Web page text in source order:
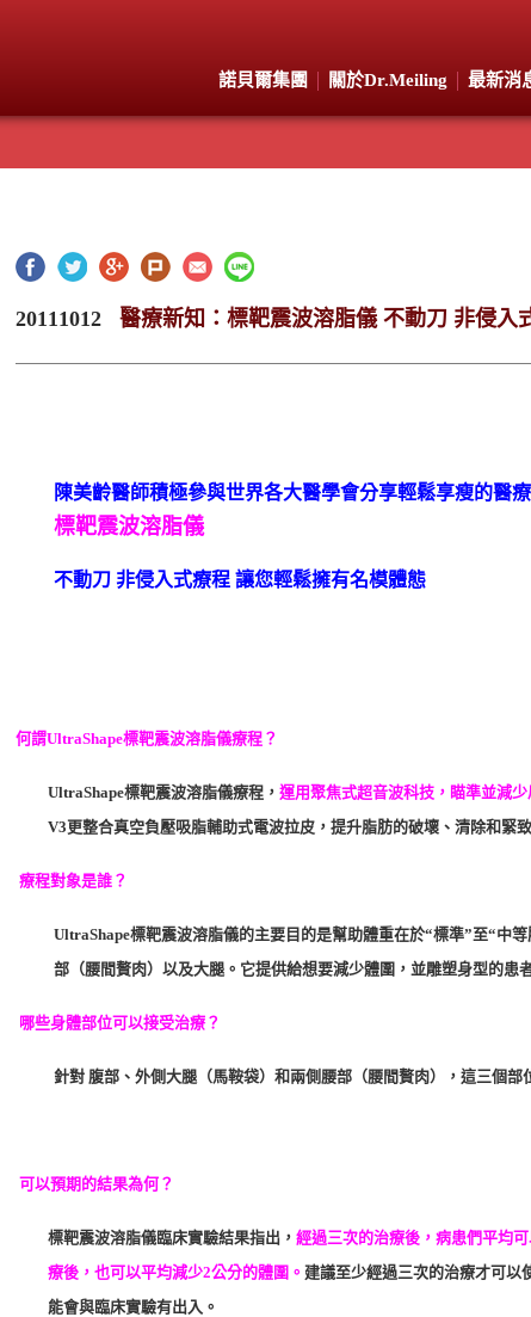
20111012 醫療新知：標靶震波溶脂儀 不動刀 非侵入
陳美齡醫師積極參與世界各大醫學會分享輕鬆享瘦的醫
標靶震波溶脂儀
不動刀 非侵入式療程 讓您輕鬆擁有名模體態
何謂UltraShape標靶震波溶脂儀療程？
UltraShape標靶震波溶脂儀療程， 運用聚焦式超音波科技，瞄準並減
V3更整合真空負壓吸脂輔助式電波拉皮，提升脂肪的破壞、清除和緊
療程對象是誰？
UltraShape標靶震波溶脂儀的主要目的是幫助體重在於“標準”至“中
部（腰間贅肉）以及大腿。它提供給想要減少體圍，並雕塑身型的患
哪些身體部位可以接受治療？
針對 腹部、外側大腿（馬鞍袋）和兩側腰部（腰間贅肉），這三個部
可以預期的結果為何？
標靶震波溶脂儀臨床實驗結果指出， 經過三次的治療後，病患們平均
療後，也可以平均減少2公分的體圍。 建議至少經過三次的治療才可以
能會與臨床實驗有出入。
諾貝爾集團 關於Dr.Meiling 最新消